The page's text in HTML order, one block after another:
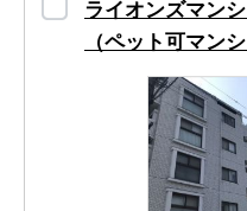
※ペット相談（飼育でき
※ストリートビューは現
の場所はお問い合わせく
物件情報につきましては
ておりますが、ご来店時
め、すでに商談中または
ファなどの配置もしやす
出窓部分にお気に入りの
心落ち着く空間に♬
ライオンズマン
（ペット可マンシ